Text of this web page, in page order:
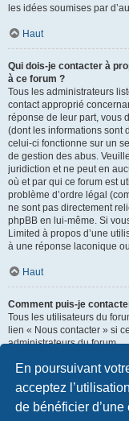
En poursuivant
acceptez
de bénéficier
les idées soumises par
Haut
Qui dois-je contacter à
à ce forum ?
Tous les administrateurs
contact approprié
réponse de leur part, vous
(dont les informations sont
celui-ci fonctionne sur un
de gestion des abus.
juridiction et ne peut en
où et par qui ce forum est
problème d’ordre légal
ne sont pas directement
phpBB en lui-même. Si
Limited à propos d’une
à une réponse laconique
Haut
Comment puis-je
Tous les utilisateurs du
lien « Nous contacter » si
administrateurs du forum.
Les membres du forum